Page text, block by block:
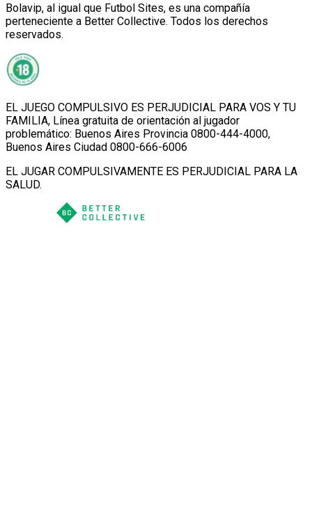
Bolavip, al igual que Futbol Sites, es una compañía
perteneciente a Better Collective. Todos los derechos
reservados.
EL JUEGO COMPULSIVO ES PERJUDICIAL PARA VOS Y TU
FAMILIA, Línea gratuita de orientación al jugador
problemático: Buenos Aires Provincia 0800-444-4000,
Buenos Aires Ciudad 0800-666-6006
EL JUGAR COMPULSIVAMENTE ES PERJUDICIAL PARA LA
SALUD.